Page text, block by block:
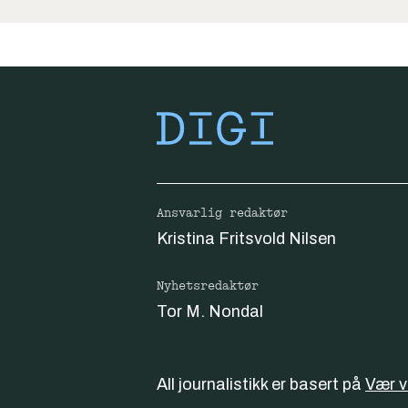
Ansvarlig redaktør
Kristina Fritsvold Nilsen
Nyhetsredaktør
Tor M. Nondal
All journalistikk er basert på Vær